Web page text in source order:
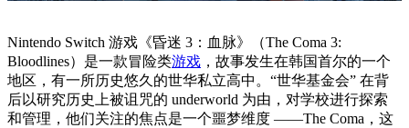
Nintendo Switch 游戏《昏迷 3：血脉》（The Coma 3:
Bloodlines）是一款冒险类游戏 ，故事发生在韩国首尔的一个
地区，有一所历史悠久的世华私立高中。“世华基金会” 在背
后以研究历史上被诅咒的 underworld 为由，对学校进行探索
和管理，他们关注的焦点是一个噩梦维度 ——The Coma，这